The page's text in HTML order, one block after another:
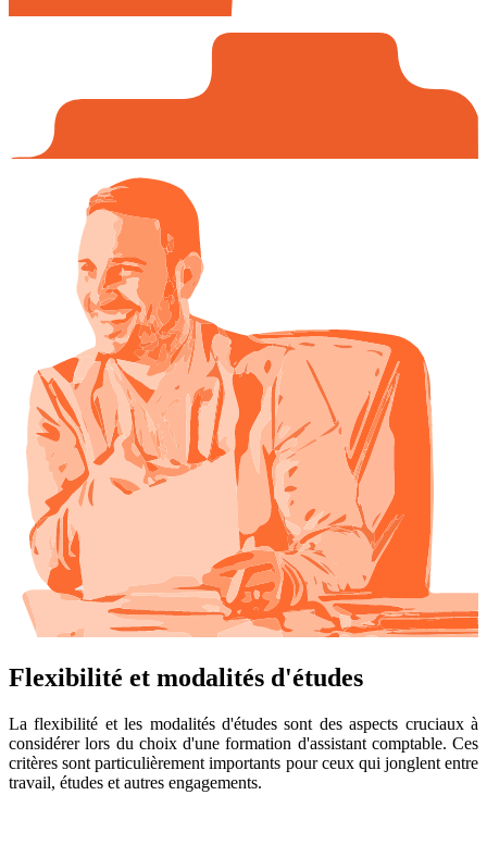
Flexibilité et modalités d'études
La flexibilité et les modalités d'études sont des aspects cruciaux à
considérer lors du choix d'une formation d'assistant comptable. Ces
critères sont particulièrement importants pour ceux qui jonglent entre
travail, études et autres engagements.